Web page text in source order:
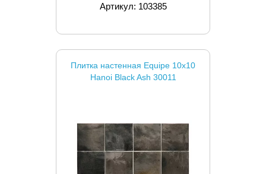
Артикул: 103385
Плитка настенная Equipe 10x10
Hanoi Black Ash 30011